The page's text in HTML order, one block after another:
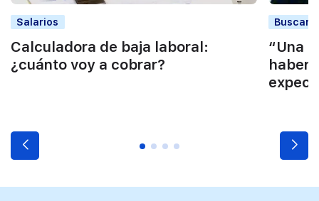
Salarios
Calculadora de baja laboral:
¿cuánto voy a cobrar?
Buscar
“Una
haber